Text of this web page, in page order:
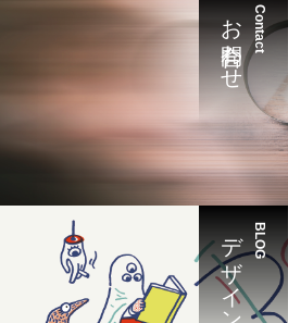
Contact
お問合わせ
BLOG
デザイン部